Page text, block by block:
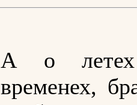
А о
временех,